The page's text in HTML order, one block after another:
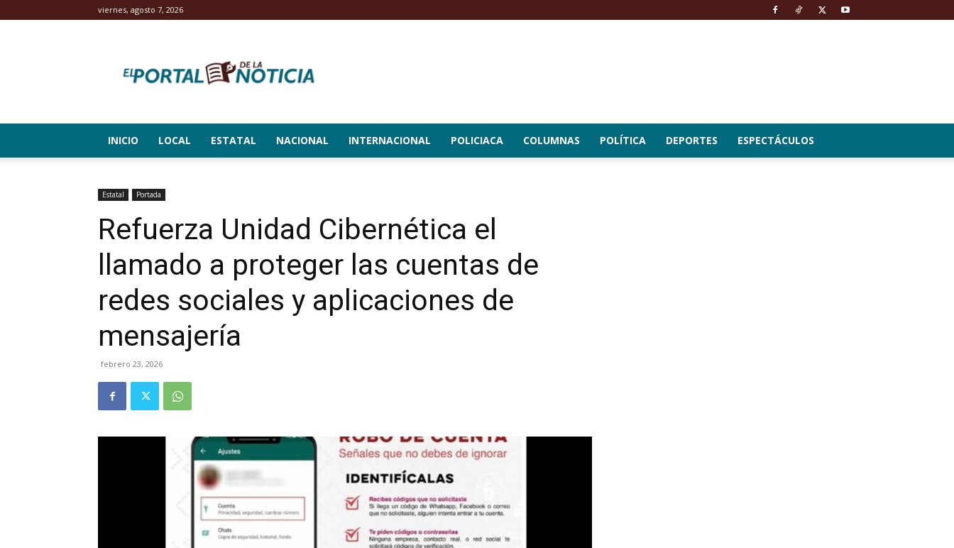
viernes, agosto 7, 2026
Portal
de
INICIO LOCAL ESTATAL NACIONAL INTERNACIONAL POLICIACA COLUMNAS POLÍTICA DEPORTES ESPECTÁCULOS
Estatal Portada
Refuerza Unidad Cibernética el
llamado a proteger las cuentas de
redes sociales y aplicaciones de
mensajería
febrero 23, 2026